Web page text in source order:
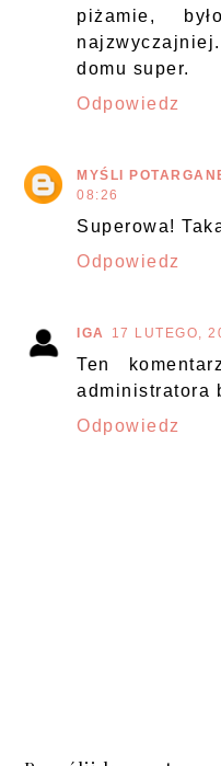
piżamie,
domu super.
Odpowiedz
MYŚLI
08:26
Superowa!
Odpowiedz
IGA 17 LUTEGO,
Ten
administratora
Odpowiedz